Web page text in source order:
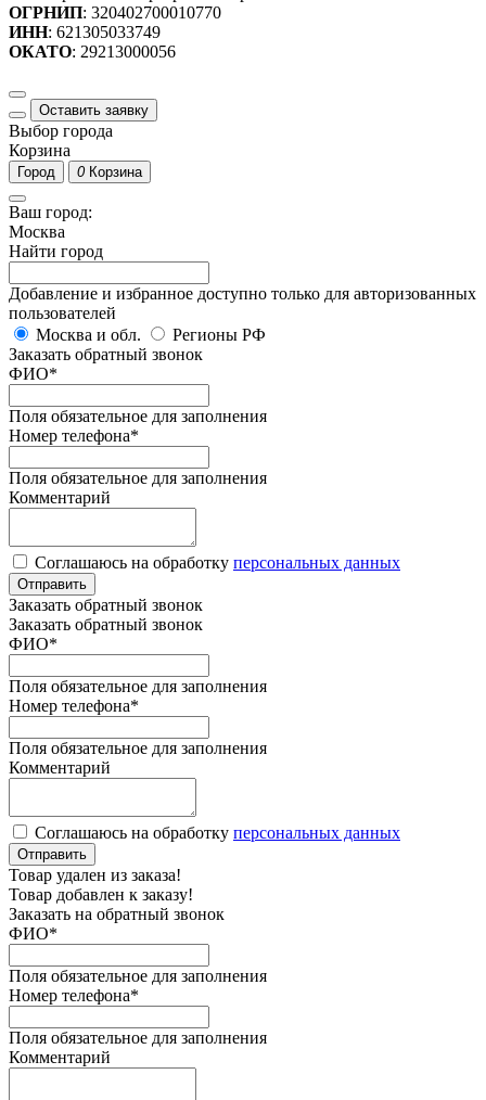
ОГРНИП: 320402700010770
ИНН: 621305033749
ОКАТО: 29213000056
Оставить заявку
Выбор города
Корзина
Город 0 Корзина
Ваш город:
Москва
Найти город
Добавление и избранное доступно только для авторизованных
пользователей
Москва и обл.
Регионы РФ
Заказать обратный звонок
ФИО*
Поля обязательное для заполнения
Номер телефона*
Поля обязательное для заполнения
Комментарий
Соглашаюсь на обработку персональных данных
Отправить
Заказать обратный звонок
Заказать обратный звонок
ФИО*
Поля обязательное для заполнения
Номер телефона*
Поля обязательное для заполнения
Комментарий
Соглашаюсь на обработку персональных данных
Отправить
Товар удален из заказа!
Товар добавлен к заказу!
Заказать на обратный звонок
ФИО*
Поля обязательное для заполнения
Номер телефона*
Поля обязательное для заполнения
Комментарий